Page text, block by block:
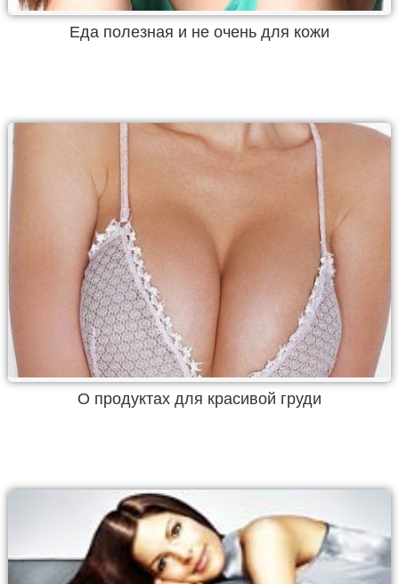
Еда полезная и не очень для кожи
О продуктах для красивой груди